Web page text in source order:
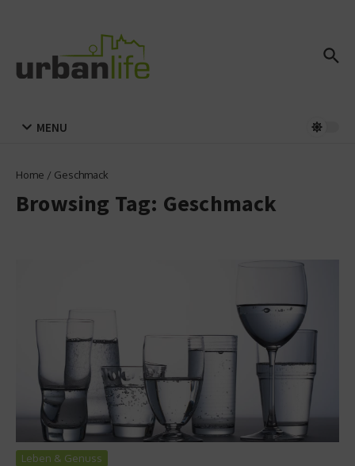
MENU
Home / Geschmack
Browsing Tag: Geschmack
Leben & Genuss